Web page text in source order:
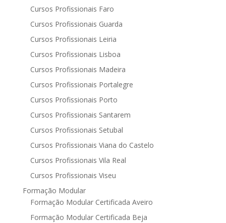
Cursos Profissionais Faro
Cursos Profissionais Guarda
Cursos Profissionais Leiria
Cursos Profissionais Lisboa
Cursos Profissionais Madeira
Cursos Profissionais Portalegre
Cursos Profissionais Porto
Cursos Profissionais Santarem
Cursos Profissionais Setubal
Cursos Profissionais Viana do Castelo
Cursos Profissionais Vila Real
Cursos Profissionais Viseu
Formação Modular
Formação Modular Certificada Aveiro
Formação Modular Certificada Beja